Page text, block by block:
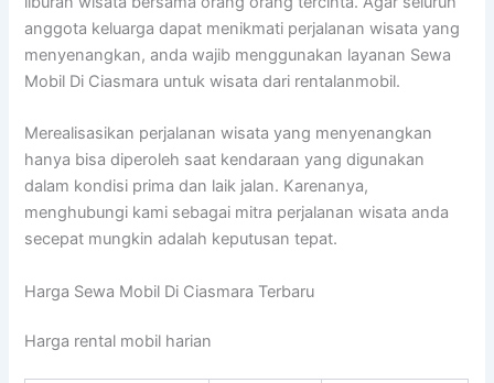
anggota keluarga dapat menikmati perjalanan wisata yang
menyenangkan, anda wajib menggunakan layanan Sewa
Mobil Di Ciasmara untuk wisata dari rentalanmobil.
Merealisasikan perjalanan wisata yang menyenangkan
hanya bisa diperoleh saat kendaraan yang digunakan
dalam kondisi prima dan laik jalan. Karenanya,
menghubungi kami sebagai mitra perjalanan wisata anda
secepat mungkin adalah keputusan tepat.
Harga Sewa Mobil Di Ciasmara Terbaru
Harga rental mobil harian